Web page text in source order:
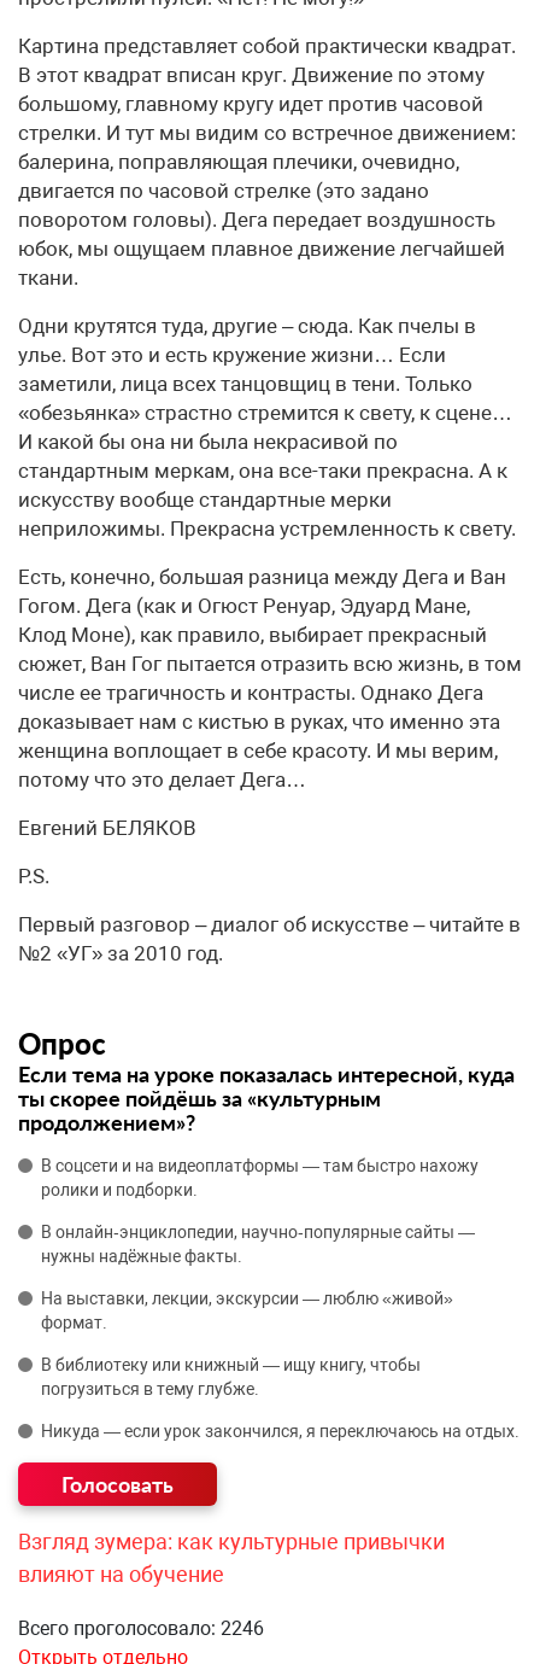
Картина представляет собой практически квадрат.
В этот квадрат вписан круг. Движение по этому
большому, главному кругу идет против часовой
стрелки. И тут мы видим со встречное движением:
балерина, поправляющая плечики, очевидно,
двигается по часовой стрелке (это задано
поворотом головы). Дега передает воздушность
юбок, мы ощущаем плавное движение легчайшей
ткани.
Одни крутятся туда, другие – сюда. Как пчелы в
улье. Вот это и есть кружение жизни… Если
заметили, лица всех танцовщиц в тени. Только
«обезьянка» страстно стремится к свету, к сцене…
И какой бы она ни была некрасивой по
стандартным меркам, она все-таки прекрасна. А к
искусству вообще стандартные мерки
неприложимы. Прекрасна устремленность к свету.
Есть, конечно, большая разница между Дега и Ван
Гогом. Дега (как и Огюст Ренуар, Эдуард Мане,
Клод Моне), как правило, выбирает прекрасный
сюжет, Ван Гог пытается отразить всю жизнь, в том
числе ее трагичность и контрасты. Однако Дега
доказывает нам с кистью в руках, что именно эта
женщина воплощает в себе красоту. И мы верим,
потому что это делает Дега…
Евгений БЕЛЯКОВ
P.S.
Первый разговор – диалог об искусстве – читайте в
№2 «УГ» за 2010 год.
Опрос
Если тема на уроке показалась интересной, куда
ты скорее пойдёшь за «культурным
продолжением»?
В соцсети и на видеоплатформы — там быстро нахожу
ролики и подборки.
В онлайн‑энциклопедии, научно‑популярные сайты —
нужны надёжные факты.
На выставки, лекции, экскурсии — люблю «живой»
формат.
В библиотеку или книжный — ищу книгу, чтобы
погрузиться в тему глубже.
Никуда — если урок закончился, я переключаюсь на отдых.
Взгляд зумера: как культурные привычки
влияют на обучение
Всего проголосовало: 2246
Открыть отдельно